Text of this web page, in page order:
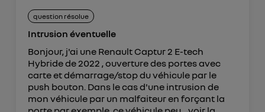
question résolue
Intrusion éventuelle
Bonjour, j'ai une Renault Captur 2 E-tech
Hybride de 2022 , ouverture des portes avec
carte et démarrage/stop du véhicule par le
push bouton. Dans le cas d'une intrusion de
mon véhicule par un malfaiteur en forçant la